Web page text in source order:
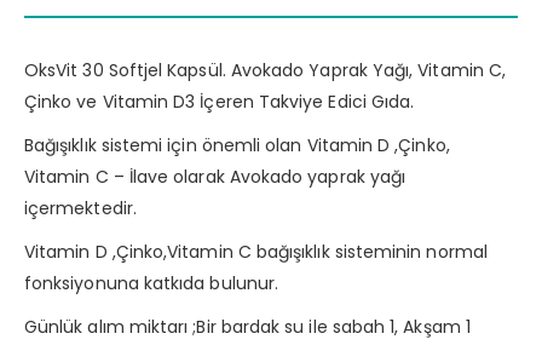
OksVit 30 Softjel Kapsül. Avokado Yaprak Yağı, Vitamin C,
Çinko ve Vitamin D3 İçeren Takviye Edici Gıda.
Bağışıklık sistemi için önemli olan Vitamin D ,Çinko,
Vitamin C – İlave olarak Avokado yaprak yağı
içermektedir.
Vitamin D ,Çinko,Vitamin C bağışıklık sisteminin normal
fonksiyonuna katkıda bulunur.
Günlük alım miktarı ;Bir bardak su ile sabah 1, Akşam 1